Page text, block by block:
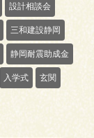
設計相談会
三和建設静岡
静岡耐震助成金
入学式 玄関